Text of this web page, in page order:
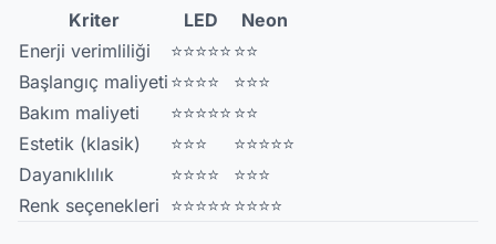
Kriter LED
Neon
Enerji verimliliği
⭐⭐⭐⭐⭐ ⭐⭐
Başlangıç maliyeti ⭐⭐⭐⭐
⭐⭐⭐
Bakım maliyeti
⭐⭐⭐⭐⭐ ⭐⭐
Estetik (klasik)
⭐⭐⭐
⭐⭐⭐⭐⭐
Dayanıklılık
⭐⭐⭐⭐
⭐⭐⭐
Renk seçenekleri ⭐⭐⭐⭐⭐ ⭐⭐⭐⭐